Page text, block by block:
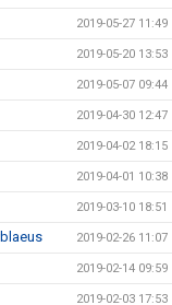
2019-05-27 11:49
2019-05-20 13:53
2019-05-07 09:44
2019-04-30 12:47
2019-04-02 18:15
2019-04-01 10:38
2019-03-10 18:51
2019-02-26 11:07
2019-02-14 09:59
2019-02-03 17:53